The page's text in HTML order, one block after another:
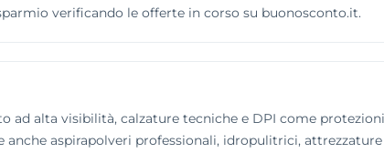
verificando le offerte in corso su buonosconto.it.
alta visibilità, calzature tecniche e DPI come
aspirapolveri professionali, idropulitrici,